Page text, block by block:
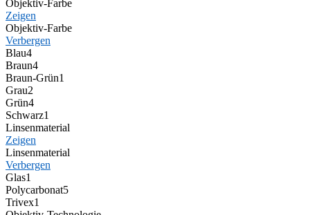
Objektiv-Farbe
Zeigen
Objektiv-Farbe
Verbergen
Blau4
Braun4
Braun-Grün1
Grau2
Grün4
Schwarz1
Linsenmaterial
Zeigen
Linsenmaterial
Verbergen
Glas1
Polycarbonat5
Trivex1